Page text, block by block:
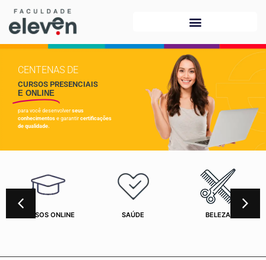
CENTENAS DE
CURSOS PRESENCIAIS
E ONLINE
para você desenvolver seus
conhecimentos e garantir certificações
de qualidade.
CURSOS ONLINE SAÚDE BELEZA